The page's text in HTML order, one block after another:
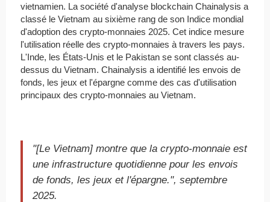
vietnamien. La société d'analyse blockchain Chainalysis a
classé le Vietnam au sixième rang de son Indice mondial
d'adoption des crypto-monnaies 2025. Cet indice mesure
l'utilisation réelle des crypto-monnaies à travers les pays.
L'Inde, les États-Unis et le Pakistan se sont classés au-
dessus du Vietnam. Chainalysis a identifié les envois de
fonds, les jeux et l'épargne comme des cas d'utilisation
principaux des crypto-monnaies au Vietnam.
"[Le Vietnam] montre que la crypto-monnaie est
une infrastructure quotidienne pour les envois
de fonds, les jeux et l'épargne.", septembre
2025.